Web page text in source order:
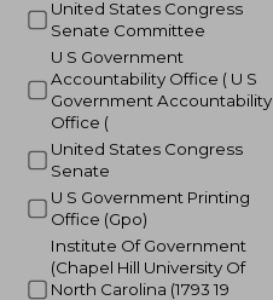
United States Congress
Senate Committee
U S Government
Accountability Office ( U S
Government Accountability
Office (
United States Congress
Senate
U S Government Printing
Office (Gpo)
Institute Of Government
(Chapel Hill University Of
North Carolina (1793 19